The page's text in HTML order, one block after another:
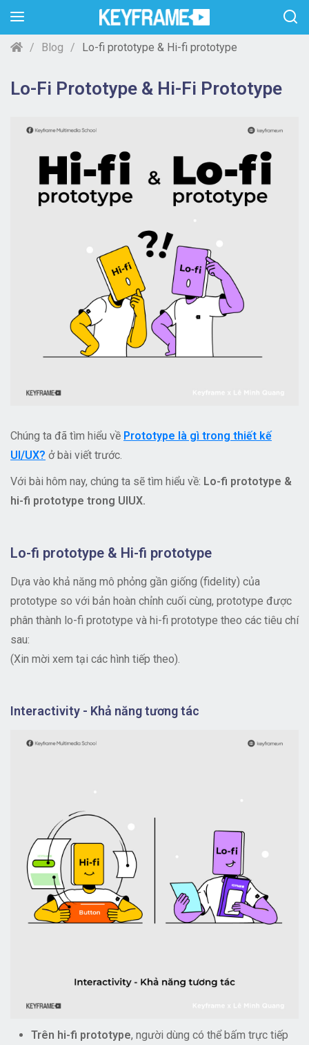
Blog Lo-fi prototype & Hi-fi prototype
Lo-Fi Prototype & Hi-Fi Prototype
Chúng ta đã tìm hiểu về Prototype là gì trong thiết kế
UI/UX? ở bài viết trước.
Với bài hôm nay, chúng ta sẽ tìm hiểu về: Lo-fi prototype &
hi-fi prototype trong UIUX.
Lo-fi prototype & Hi-fi prototype
Dựa vào khả năng mô phỏng gần giống (fidelity) của
prototype so với bản hoàn chỉnh cuối cùng, prototype được
phân thành lo-fi prototype và hi-fi prototype theo các tiêu chí
sau:
(Xin mời xem tại các hình tiếp theo).
Interactivity - Khả năng tương tác
Trên hi-fi prototype, người dùng có thể bấm trực tiếp